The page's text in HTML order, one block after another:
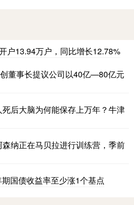
户13.94万户，同比增长12.78%
董事长提议公司以40亿—80亿元
后大脑为何能保存上万年？牛津
纳正在马贝拉进行训练营，季前
国债收益率至少涨1个基点